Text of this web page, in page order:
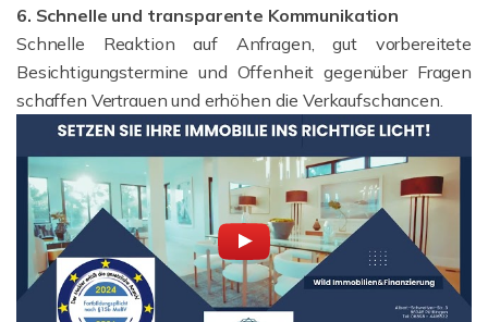
6. Schnelle und transparente Kommunikation
Schnelle Reaktion auf Anfragen, gut vorbereitete
Besichtigungstermine und Offenheit gegenüber Fragen
schaffen Vertrauen und erhöhen die Verkaufschancen.